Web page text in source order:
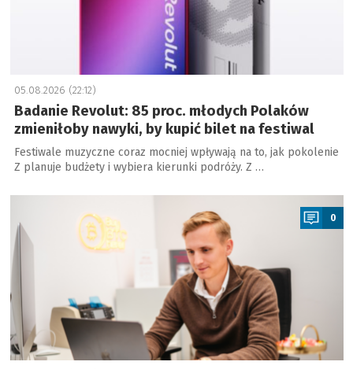
05.08.2026 (22:12)
Badanie Revolut: 85 proc. młodych Polaków
zmieniłoby nawyki, by kupić bilet na festiwal
Festiwale muzyczne coraz mocniej wpływają na to, jak pokolenie
Z planuje budżety i wybiera kierunki podróży. Z …
a
0